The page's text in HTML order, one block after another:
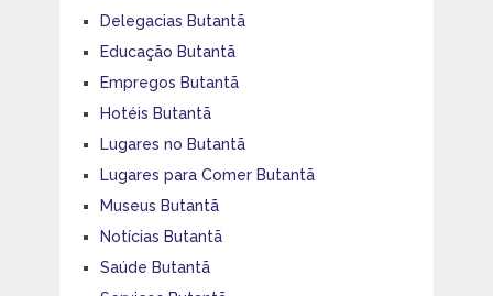
Delegacias Butantã
Educação Butantã
Empregos Butantã
Hotéis Butantã
Lugares no Butantã
Lugares para Comer Butantã
Museus Butantã
Notícias Butantã
Saúde Butantã